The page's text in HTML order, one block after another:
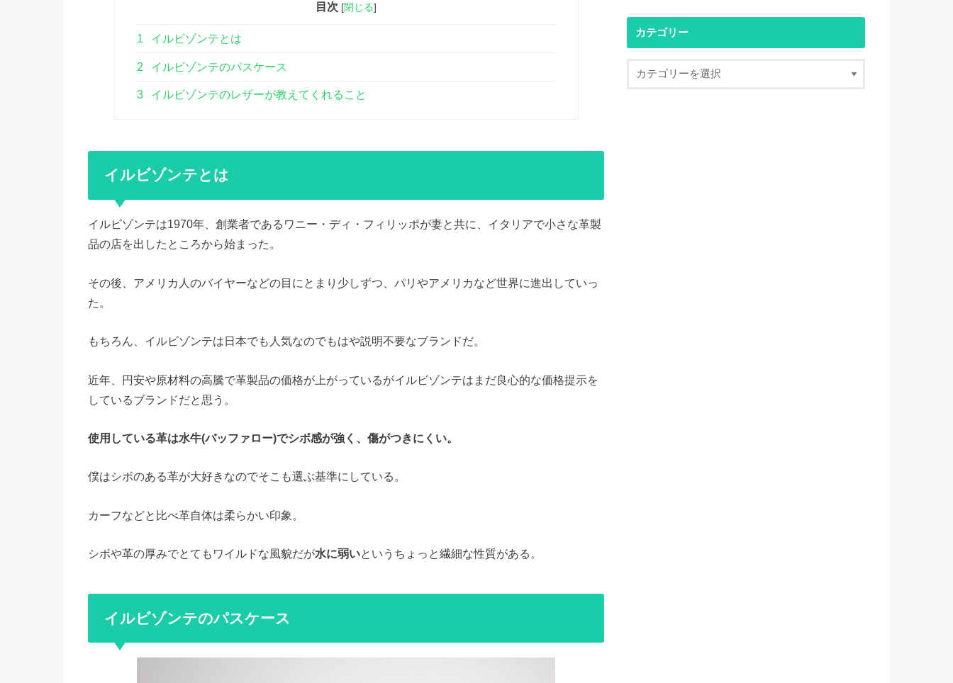
目次 [閉じる]
1 イルビゾンテとは
2 イルビゾンテのパスケース
3 イルビゾンテのレザーが教えてくれること
イルビゾンテとは
イルビゾンテは1970年、創業者であるワニー・ディ・フィリッポが妻と共に、イタリアで小さな革製
品の店を出したところから始まった。
その後、アメリカ人のバイヤーなどの目にとまり少しずつ、パリやアメリカなど世界に進出していっ
た。
もちろん、イルビゾンテは日本でも人気なのでもはや説明不要なブランドだ。
近年、円安や原材料の高騰で革製品の価格が上がっているがイルビゾンテはまだ良心的な価格提示を
しているブランドだと思う。
使用している革は水牛(バッファロー)でシボ感が強く、傷がつきにくい。
僕はシボのある革が大好きなのでそこも選ぶ基準にしている。
カーフなどと比べ革自体は柔らかい印象。
シボや革の厚みでとてもワイルドな風貌だが水に弱いというちょっと繊細な性質がある。
イルビゾンテのパスケース
カテゴリー